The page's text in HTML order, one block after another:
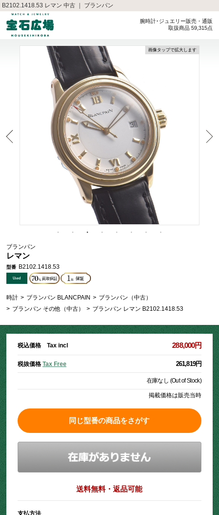
B2102.1418.53 レマン 中古 ｜ ブランパン
腕時計･ジュエリー販売・通販
取扱商品 59,315点
画像タップで拡大します
ブランパン
レマン
型番 B2102.1418.53
時計 > ブランパン BLANCPAIN > ブランパン（中古）
> ブランパン その他（中古） > ブランパン レマン B2102.1418.53
税込価格 Tax incl 288,000円
税抜価格 Tax Free 261,819円
在庫なし (Out of Stock)
掲載価格は販売当時
同じ型番の商品をさがす
送料無料・返品可能
支払方法